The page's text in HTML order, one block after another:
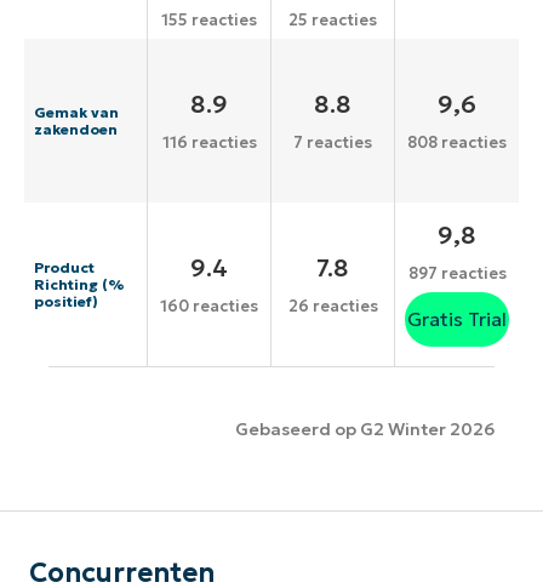
155 reacties 25 reacties
Gemak van
zakendoen
8.9
116 reacties
8.8
7 reacties
9,6
808 reacties
Product
Richting (%
positief)
9.4
160 reacties
7.8
26 reacties
9,8
897 reacties
Gratis Trial
Gebaseerd op G2 Winter 2026
Concurrenten